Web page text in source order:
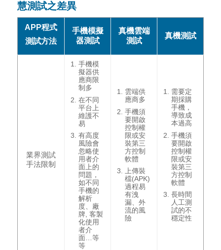
慧測試之差異
APP程式
測試方法
手機模擬
器測試
真機雲端
測試
真機測試
業界測試
手法限制
手機模
擬器供
應商限
制多
在不同
平台上
維護不
易
有高度
風險會
忽略使
用者介
面上的
問題，
如不同
手機的
解析
度、廠
牌, 客製
化使用
者介
面…等
等
雲端供
應商多
手機須
要開啟
控制權
限或安
裝第三
方控制
軟體
上傳裝
檔(APK)
過程易
有洩
漏、外
流的風
險
需要定
期採購
手機，
導致成
本過高
手機須
要開啟
控制權
限或安
裝第三
方控制
軟體
長時間
人工測
試的不
穩定性